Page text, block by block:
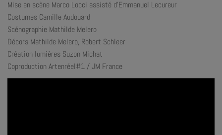
Mise en scène Marco Locci assisté d’Emmanuel Lecureur
Costumes Camille Audouard
Scénographie Mathilde Melero
Décors Mathilde Melero, Robert Schleer
Création lumières Suzon Michat
Coproduction Artenréel#1 / JM France